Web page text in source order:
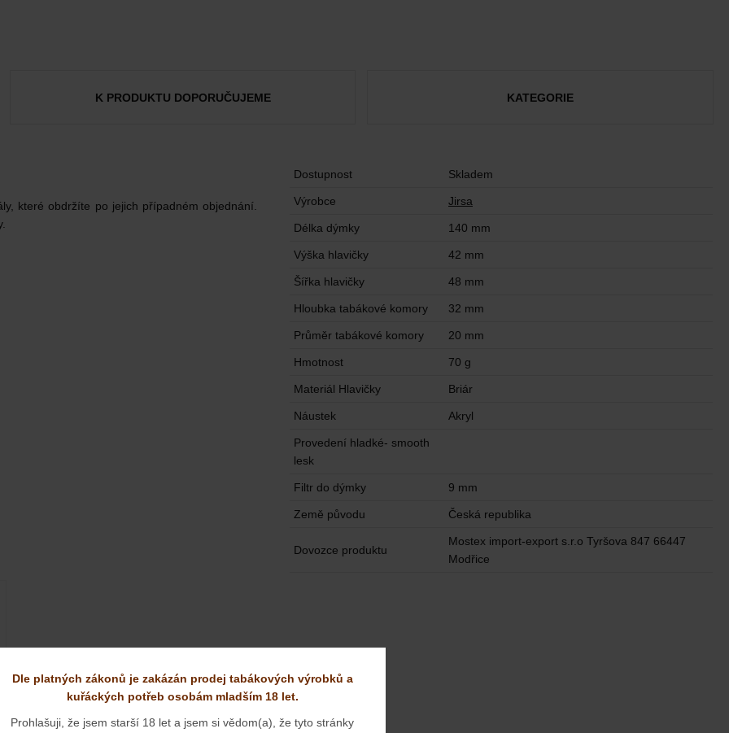
K PRODUKTU DOPORUČUJEME KATEGORIE
které obdržíte po jejich případném objednání.
Dostupnost Skladem
Výrobce Jirsa
Délka dýmky 140 mm
Výška hlavičky 42 mm
Šířka hlavičky 48 mm
Hloubka tabákové komory 32 mm
Průměr tabákové komory 20 mm
Hmotnost 70 g
Materiál Hlavičky Briár
Náustek Akryl
Provedení hladké- smooth
lesk
Filtr do dýmky 9 mm
Země původu Česká republika
Dovozce produktu
Mostex import-export s.r.o Tyršova 847 66447
Modřice
Dle platných zákonů je zakázán prodej tabákových výrobků a
kuřáckých potřeb osobám mladším 18 let.
Prohlašuji, že jsem starší 18 let a jsem si vědom(a), že tyto stránky